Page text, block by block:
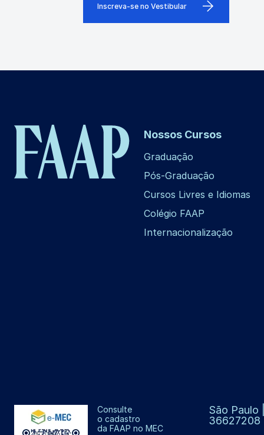
Inscreva-se no Vestibular
Nossos Cursos
Graduação
Pós-Graduação
Cursos Livres e Idiomas
Colégio FAAP
Internacionalização
Consulte
o cadastro
da FAAP no MEC
São Paulo
36627208